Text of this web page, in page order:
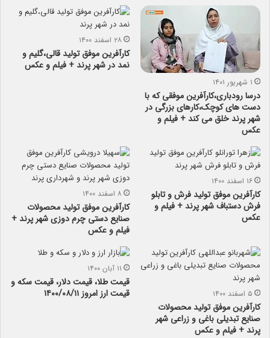
۱ شهریور ۱۴۰۱
درسا رودباری،کارآفرین موفقی که با
دست های کوچک،کارهای بزرگی در
شهر پرند خلق می کند + فیلم و
عکس
۲۸ اسفند ۱۴۰۰
کارآفرین موفق تولید قالی،گلیم و
نمد در شهر پرند + فیلم و عکس
۱۶ اسفند ۱۴۰۰
کارآفرین موفق تولید فرش و تابلو
فرش دستباف شهر پرند + فیلم و
عکس
۸ اسفند ۱۴۰۰
کارآفرین موفق تولید محصولات
صنایع دستی چرم دوزی شهر پرند +
فیلم و عکس
۵ اسفند ۱۴۰۰
کارآفرین موفق تولید محصولات
صنایع تبدیلی باغی و زراعی شهر
پرند + فیلم و عکس
۱۱ آبان ۱۴۰۰
قیمت طلا، قیمت دلار، قیمت سکه و
قیمت ارز امروز ۱۴۰۰/۰۸/۱۱